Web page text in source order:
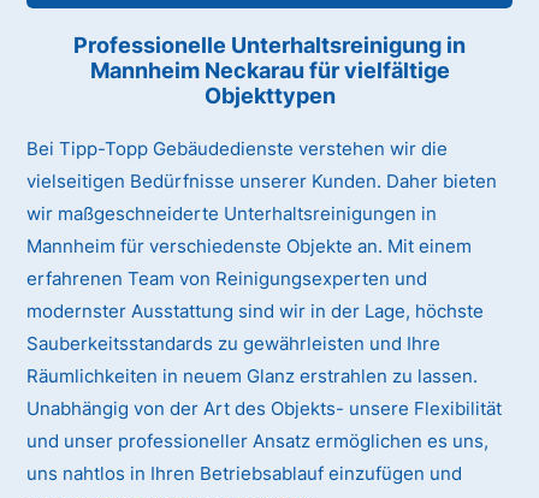
Professionelle Unterhaltsreinigung in
Mannheim Neckaraufür vielfältige
Objekttypen
Bei Tipp-Topp Gebäudedienste verstehen wir die
vielseitigen Bedürfnisse unserer Kunden. Daher bieten
wir maßgeschneiderte Unterhaltsreinigungen in
Mannheim für verschiedenste Objekte an. Mit einem
erfahrenen Team von Reinigungsexperten und
modernster Ausstattung sind wir in der Lage, höchste
Sauberkeitsstandards zu gewährleisten und Ihre
Räumlichkeiten in neuem Glanz erstrahlen zu lassen.
Unabhängig von der Art des Objekts- unsere Flexibilität
und unser professioneller Ansatz ermöglichen es uns,
uns nahtlos in Ihren Betriebsablauf einzufügen und